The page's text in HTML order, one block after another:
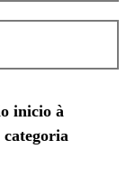
inicio à